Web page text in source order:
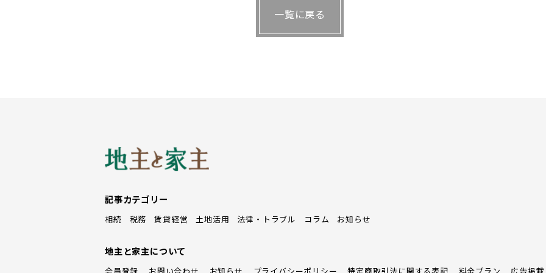
――中国経済はバブルがはじけたといわれていますが、そのほかの国では依然として購入
不動産購入のハードルは諸外国に比べて低いのです。ガット・ウルグアイラウンドの
協定に基づき、日本が外国人に対して土地・不動産の購入に規制をかけられないため
――日本人の不動産投資家にとって、国内での投資は難しくなっていくのでしょうか。
そうともいい切れないと思っています。外国人投資家は、エリアのネームバリュー
を見て不動産を買います。例えば、麻布であったり南青山であったり。そこに価値を
一覧に戻る
記事カテゴリー
相続 税務 賃貸経営 土地活用 法律・トラブル コラム お知らせ
地主と家主について